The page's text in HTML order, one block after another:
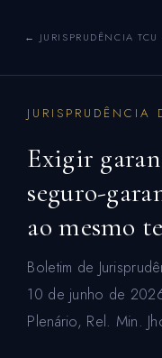
← JURISPRUDÊNCIA TCU
JURISPRUDÊNCIA
Exigir
seguro-
ao mesmo
Boletim de
10 de junho de
Plenário, Rel. Min.